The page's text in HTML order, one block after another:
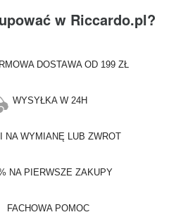
w Riccardo.pl?
DOSTAWA OD 199 ZŁ
WYSYŁKA W 24H
NA WYMIANĘ LUB ZWROT
NA PIERWSZE ZAKUPY
FACHOWA POMOC